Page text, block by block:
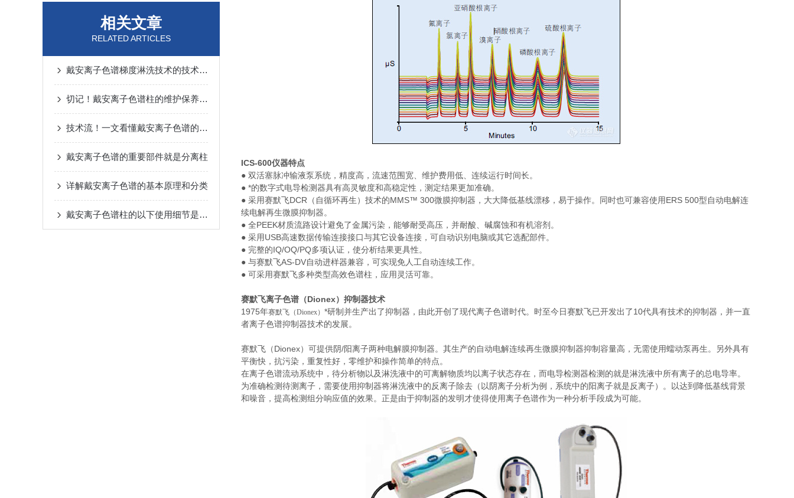
相关文章
RELATED ARTICLES
戴安离子色谱梯度淋洗技术的技术特点你知道吗？
切记！戴安离子色谱柱的维护保养真的非常重要
技术流！一文看懂戴安离子色谱的三种分离方式
戴安离子色谱的重要部件就是分离柱
详解戴安离子色谱的基本原理和分类
戴安离子色谱柱的以下使用细节是非常重要的
ICS-600仪器特点
● 双活塞脉冲输液泵系统，精度高，流速范围宽、维护费用低、连续运行时间长。
● *的数字式电导检测器具有高灵敏度和高稳定性，测定结果更加准确。
● 采用赛默飞DCR（自循环再生）技术的MMS™ 300微膜抑制器，大大降低基线漂移，易于操作。同时也可兼容使用ERS 500型自动电解连
续电解再生微膜抑制器。
● 全PEEK材质流路设计避免了金属污染，能够耐受高压，并耐酸、碱腐蚀和有机溶剂。
● 采用USB高速数据传输连接接口与其它设备连接，可自动识别电脑或其它选配部件。
● 完整的IQ/OQ/PQ多项认证，使分析结果更具性。
● 与赛默飞AS-DV自动进样器兼容，可实现免人工自动连续工作。
● 可采用赛默飞多种类型高效色谱柱，应用灵活可靠。
赛默飞离子色谱（Dionex）抑制器技术
1975年赛默飞（Dionex） *研制并生产出了抑制器，由此开创了现代离子色谱时代。时至今日赛默飞已开发出了10代具有技术的抑制器，并一直
者离子色谱抑制器技术的发展。
赛默飞（Dionex）可提供阴/阳离子两种电解膜抑制器。其生产的自动电解连续再生微膜抑制器抑制容量高，无需使用蠕动泵再生。另外具有
平衡快，抗污染，重复性好，零维护和操作简单的特点。
在离子色谱流动系统中，待分析物以及淋洗液中的可离解物质均以离子状态存在，而电导检测器检测的就是淋洗液中所有离子的总电导率。
为准确检测待测离子，需要使用抑制器将淋洗液中的反离子除去（以阴离子分析为例，系统中的阳离子就是反离子）。以达到降低基线背景
和噪音，提高检测组分响应值的效果。正是由于抑制器的发明才使得使用离子色谱作为一种分析手段成为可能。